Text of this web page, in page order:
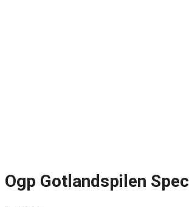
Ogp Gotlandspilen